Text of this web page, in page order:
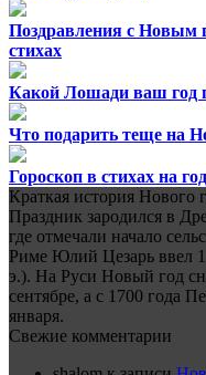
Поздравления с Новым
стихах
Какой Лошади ваш год
Что подарить теще на
Гороскоп в стихах на
Краткая история Нового
Праздник зародился в
где отмечали начало
Риме Юлий Цезарь ввел 1
э.). На Руси Новый год
сентябре, а с 1700 года
января.
Свежие комментарии